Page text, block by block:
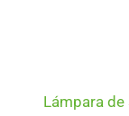
Lámpara de